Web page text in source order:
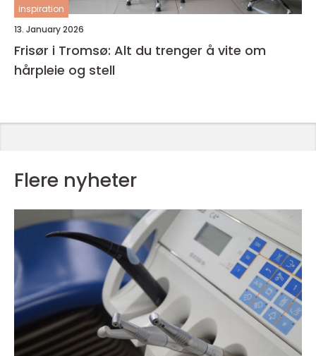
inspiration
13. January 2026
Frisør i Tromsø: Alt du trenger å vite om
hårpleie og stell
Flere nyheter